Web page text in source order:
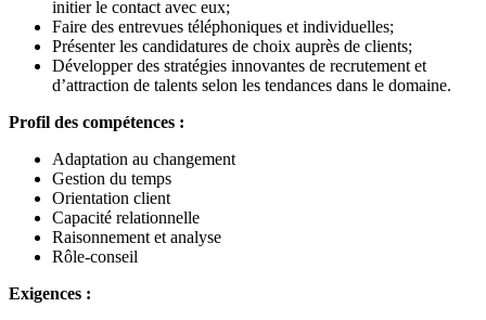
initier le contact avec eux;
Faire des entrevues téléphoniques et individuelles;
Présenter les candidatures de choix auprès de clients;
Développer des stratégies innovantes de recrutement et
d’attraction de talents selon les tendances dans le domaine.
Profil des compétences :
Adaptation au changement
Gestion du temps
Orientation client
Capacité relationnelle
Raisonnement et analyse
Rôle-conseil
Exigences :